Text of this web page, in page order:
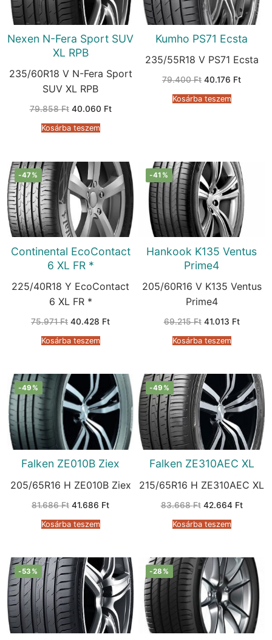
Nexen N-Fera Sport SUV
XL RPB
235/60R18 V N-Fera Sport
SUV XL RPB
79.858Ft Original
was:
79.858 Ft.
40.060 FtCurrent
Kosárba teszem
Kumho PS71 Ecsta
235/55R18 V PS71 Ecsta
79.400Ft Original
was:
79.400 Ft.
40.176 FtCurrent
Kosárba teszem
-47%
Continental EcoContact
6 XL FR *
225/40R18 Y EcoContact
6 XL FR *
75.971Ft Original
was:
75.971 Ft.
40.428 FtCurrent
Kosárba teszem
-41%
Hankook K135 Ventus
Prime4
205/60R16 V K135 Ventus
Prime4
69.215Ft Original
was:
69.215 Ft.
41.013 FtCurrent
Kosárba teszem
-49%
Falken ZE010B Ziex
205/65R16 H ZE010B Ziex
81.686Ft Original
was:
81.686 Ft.
41.686 FtCurrent
Kosárba teszem
-49%
Falken ZE310AEC XL
215/65R16 H ZE310AEC XL
83.668Ft Original
was:
83.668 Ft.
42.664 FtCurrent
Kosárba teszem
-53% -28%